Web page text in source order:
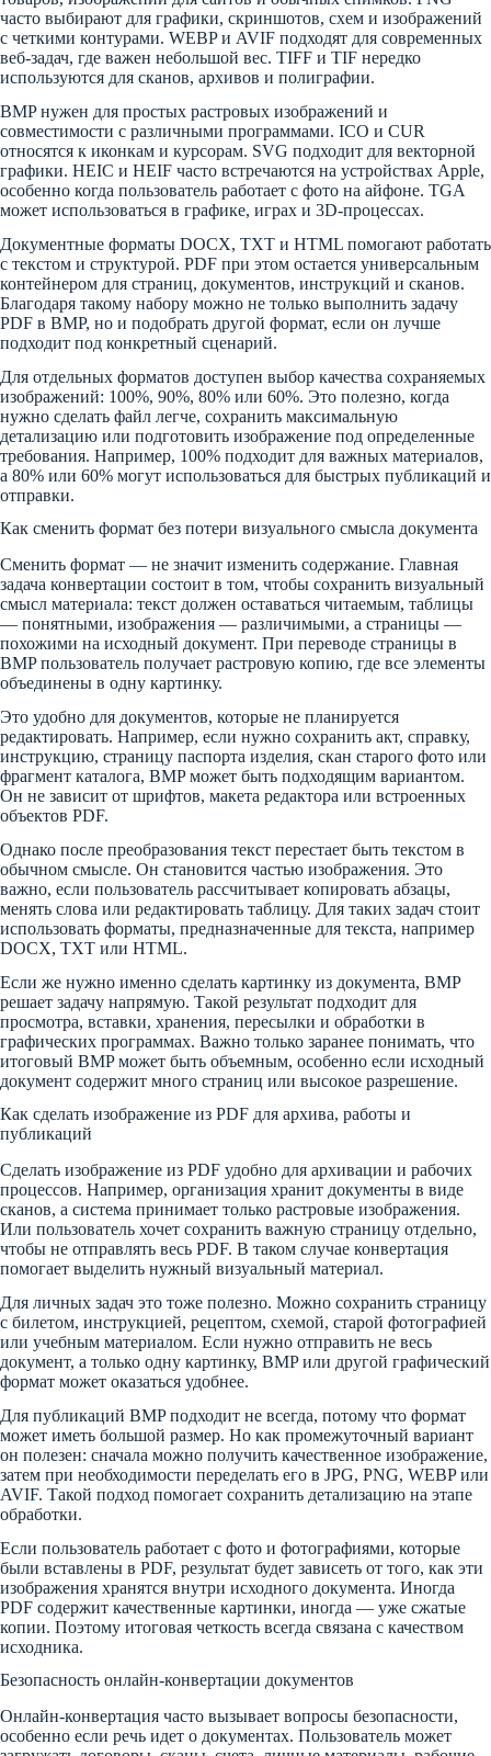
часто выбирают для графики, скриншотов, схем и изображений
с четкими контурами. WEBP и AVIF подходят для современных
веб-задач, где важен небольшой вес. TIFF и TIF нередко
используются для сканов, архивов и полиграфии.
BMP нужен для простых растровых изображений и
совместимости с различными программами. ICO и CUR
относятся к иконкам и курсорам. SVG подходит для векторной
графики. HEIC и HEIF часто встречаются на устройствах Apple,
особенно когда пользователь работает с фото на айфоне. TGA
может использоваться в графике, играх и 3D-процессах.
Документные форматы DOCX, TXT и HTML помогают работать
с текстом и структурой. PDF при этом остается универсальным
контейнером для страниц, документов, инструкций и сканов.
Благодаря такому набору можно не только выполнить задачу
PDF в BMP, но и подобрать другой формат, если он лучше
подходит под конкретный сценарий.
Для отдельных форматов доступен выбор качества сохраняемых
изображений: 100%, 90%, 80% или 60%. Это полезно, когда
нужно сделать файл легче, сохранить максимальную
детализацию или подготовить изображение под определенные
требования. Например, 100% подходит для важных материалов,
а 80% или 60% могут использоваться для быстрых публикаций и
отправки.
Как сменить формат без потери визуального смысла документа
Сменить формат — не значит изменить содержание. Главная
задача конвертации состоит в том, чтобы сохранить визуальный
смысл материала: текст должен оставаться читаемым, таблицы
— понятными, изображения — различимыми, а страницы —
похожими на исходный документ. При переводе страницы в
BMP пользователь получает растровую копию, где все элементы
объединены в одну картинку.
Это удобно для документов, которые не планируется
редактировать. Например, если нужно сохранить акт, справку,
инструкцию, страницу паспорта изделия, скан старого фото или
фрагмент каталога, BMP может быть подходящим вариантом.
Он не зависит от шрифтов, макета редактора или встроенных
объектов PDF.
Однако после преобразования текст перестает быть текстом в
обычном смысле. Он становится частью изображения. Это
важно, если пользователь рассчитывает копировать абзацы,
менять слова или редактировать таблицу. Для таких задач стоит
использовать форматы, предназначенные для текста, например
DOCX, TXT или HTML.
Если же нужно именно сделать картинку из документа, BMP
решает задачу напрямую. Такой результат подходит для
просмотра, вставки, хранения, пересылки и обработки в
графических программах. Важно только заранее понимать, что
итоговый BMP может быть объемным, особенно если исходный
документ содержит много страниц или высокое разрешение.
Как сделать изображение из PDF для архива, работы и
публикаций
Сделать изображение из PDF удобно для архивации и рабочих
процессов. Например, организация хранит документы в виде
сканов, а система принимает только растровые изображения.
Или пользователь хочет сохранить важную страницу отдельно,
чтобы не отправлять весь PDF. В таком случае конвертация
помогает выделить нужный визуальный материал.
Для личных задач это тоже полезно. Можно сохранить страницу
с билетом, инструкцией, рецептом, схемой, старой фотографией
или учебным материалом. Если нужно отправить не весь
документ, а только одну картинку, BMP или другой графический
формат может оказаться удобнее.
Для публикаций BMP подходит не всегда, потому что формат
может иметь большой размер. Но как промежуточный вариант
он полезен: сначала можно получить качественное изображение,
затем при необходимости переделать его в JPG, PNG, WEBP или
AVIF. Такой подход помогает сохранить детализацию на этапе
обработки.
Если пользователь работает с фото и фотографиями, которые
были вставлены в PDF, результат будет зависеть от того, как эти
изображения хранятся внутри исходного документа. Иногда
PDF содержит качественные картинки, иногда — уже сжатые
копии. Поэтому итоговая четкость всегда связана с качеством
исходника.
Безопасность онлайн-конвертации документов
Онлайн-конвертация часто вызывает вопросы безопасности,
особенно если речь идет о документах. Пользователь может